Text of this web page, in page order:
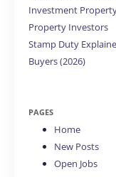
Investment
Property Investors
Stamp Duty
Buyers (2026)
PAGES
Home
New Posts
Open Jobs